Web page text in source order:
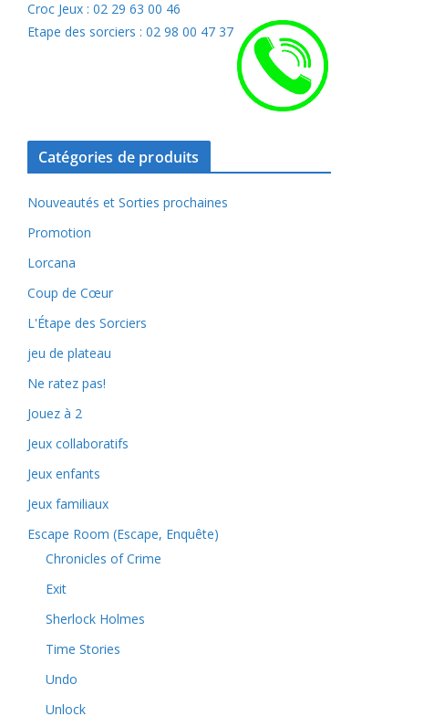
Croc Jeux : 02 29 63 00 46
Etape des sorciers : 02 98 00 47 37
Catégories de produits
Nouveautés et Sorties prochaines
Promotion
Lorcana
Coup de Cœur
L'Étape des Sorciers
jeu de plateau
Ne ratez pas!
Jouez à 2
Jeux collaboratifs
Jeux enfants
Jeux familiaux
Escape Room (Escape, Enquête)
Chronicles of Crime
Exit
Sherlock Holmes
Time Stories
Undo
Unlock